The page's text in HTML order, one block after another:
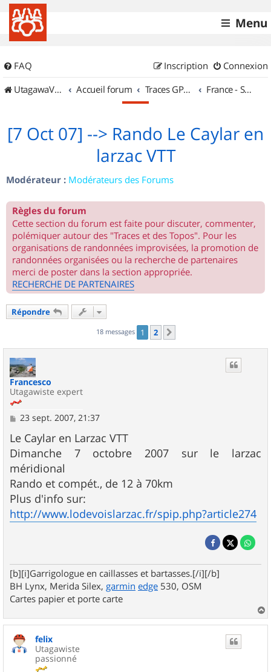
Menu
FAQ Connexion
Inscription
UtagawaVTT (Randos VTT et VTTAE avec traces GPS)
Accueil forum Traces GPS de randos VTT France - Sud Ouest
[7 Oct 07] --> Rando Le Caylar en
larzac VTT
Modérateur : Modérateurs des Forums
Règles du forum
Cette section du forum est faite pour discuter, commenter,
polémiquer autour des "Traces et des Topos". Pour les
organisations de randonnées improvisées, la promotion de
randonnées organisées ou la recherche de partenaires
merci de poster dans la section appropriée.
RECHERCHE DE PARTENAIRES
Répondre
18 messages 1 2
Francesco
Utagawiste expert
M
s
s
a
g
e
23 sept. 2007, 21:37
Le Caylar en Larzac VTT
Dimanche 7 octobre 2007 sur le larzac
méridional
Rando et compét., de 12 à 70km
Plus d'info sur:
http://www.lodevoislarzac.fr/spip.php?article274
[b][i]Garrigologue en caillasses et bartasses.[/i][/b]
BH Lynx, Merida Silex, garmin edge 530, OSM
Cartes papier et porte carte
a
u
felix
Utagawiste
passionné